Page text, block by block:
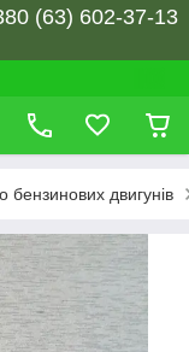
(63) 602-37-13
бензинових двигунів